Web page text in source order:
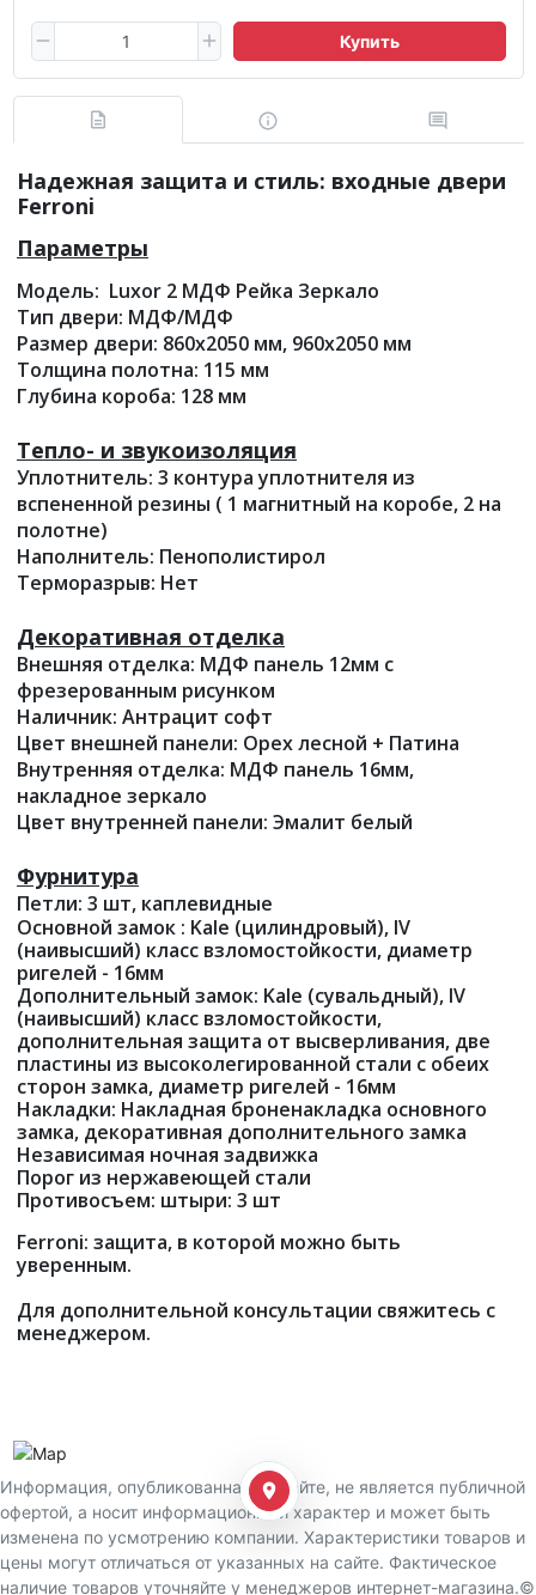
Купить
Надежная защита и стиль: входные двери
Ferroni
Параметры
Модель: Luxor 2 МДФ Рейка Зеркало
Тип двери: МДФ/МДФ
Размер двери: 860х2050 мм, 960х2050 мм
Толщина полотна: 115 мм
Глубина короба: 128 мм
Тепло- и звукоизоляция
Уплотнитель: 3 контура уплотнителя из
вспененной резины ( 1 магнитный на коробе, 2 на
полотне)
Наполнитель: Пенополистирол
Терморазрыв: Нет
Декоративная отделка
Внешняя отделка: МДФ панель 12мм с
фрезерованным рисунком
Наличник: Антрацит софт
Цвет внешней панели: Орех лесной + Патина
Внутренняя отделка: МДФ панель 16мм,
накладное зеркало
Цвет внутренней панели: Эмалит белый
Фурнитура
Петли: 3 шт, каплевидные
Основной замок : Kale (цилиндровый), IV
(наивысший) класс взломостойкости, диаметр
ригелей - 16мм
Дополнительный замок: Kale (сувальдный), IV
(наивысший) класс взломостойкости,
дополнительная защита от высверливания, две
пластины из высоколегированной стали с обеих
сторон замка, диаметр ригелей - 16мм
Накладки: Накладная броненакладка основного
замка, декоративная дополнительного замка
Независимая ночная задвижка
Порог из нержавеющей стали
Противосъем: штыри: 3 шт
Ferroni: защита, в которой можно быть
уверенным.
Для дополнительной консультации свяжитесь с
менеджером.
Информация, опубликованная на сайте, не является публичной
офертой, а носит информационный характер и может быть
изменена по усмотрению компании. Характеристики товаров и
цены могут отличаться от указанных на сайте. Фактическое
наличие товаров уточняйте у менеджеров интернет-магазина.©